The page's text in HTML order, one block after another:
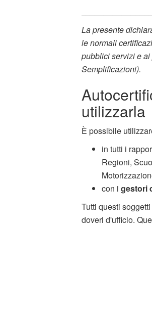
La presente
le normali
pubblici servizi e
Semplificazioni).
utilizzarla
È possibile
in tutti i
Regioni,
con i gestori
Tutti questi
doveri d'ufficio.